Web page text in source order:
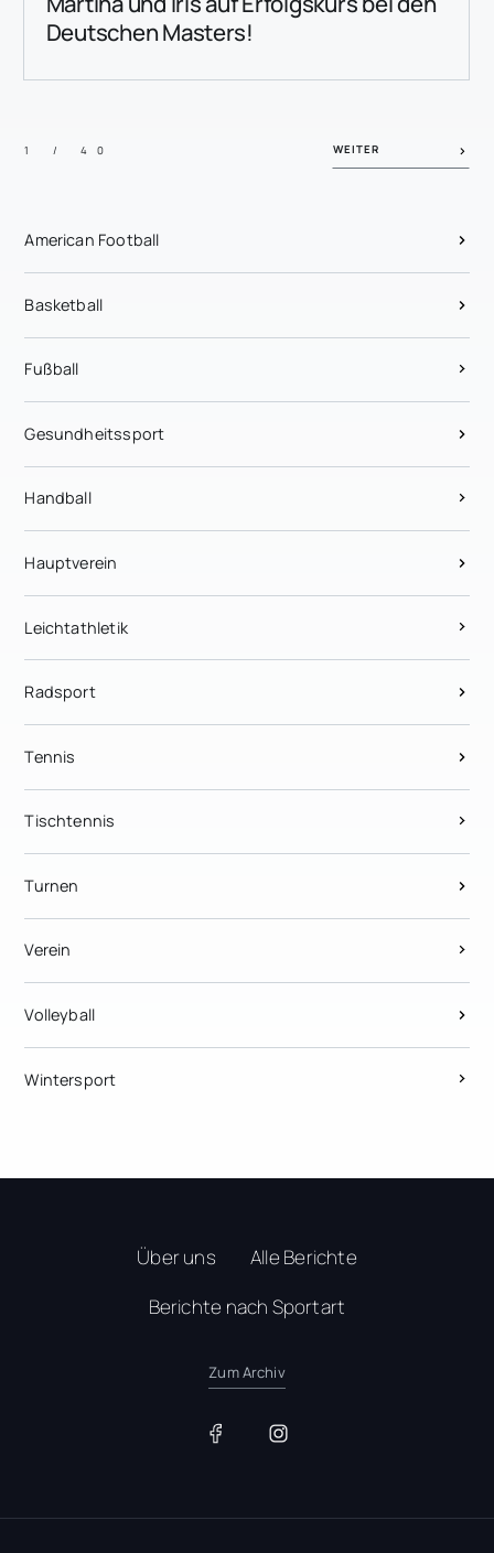
Deutschen Masters!
WEITER
1 / 40
American Football
Basketball
Fußball
Gesundheitssport
Handball
Hauptverein
Leichtathletik
Radsport
Tennis
Tischtennis
Turnen
Verein
Volleyball
Wintersport
Über uns
Alle Berichte
Berichte nach Sportart
Zum Archiv